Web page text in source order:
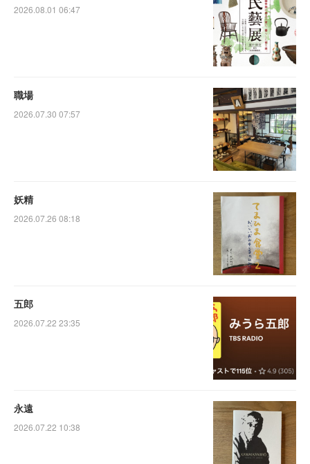
2026.08.01 06:47
職場
2026.07.30 07:57
妖精
2026.07.26 08:18
五郎
2026.07.22 23:35
永遠
2026.07.22 10:38